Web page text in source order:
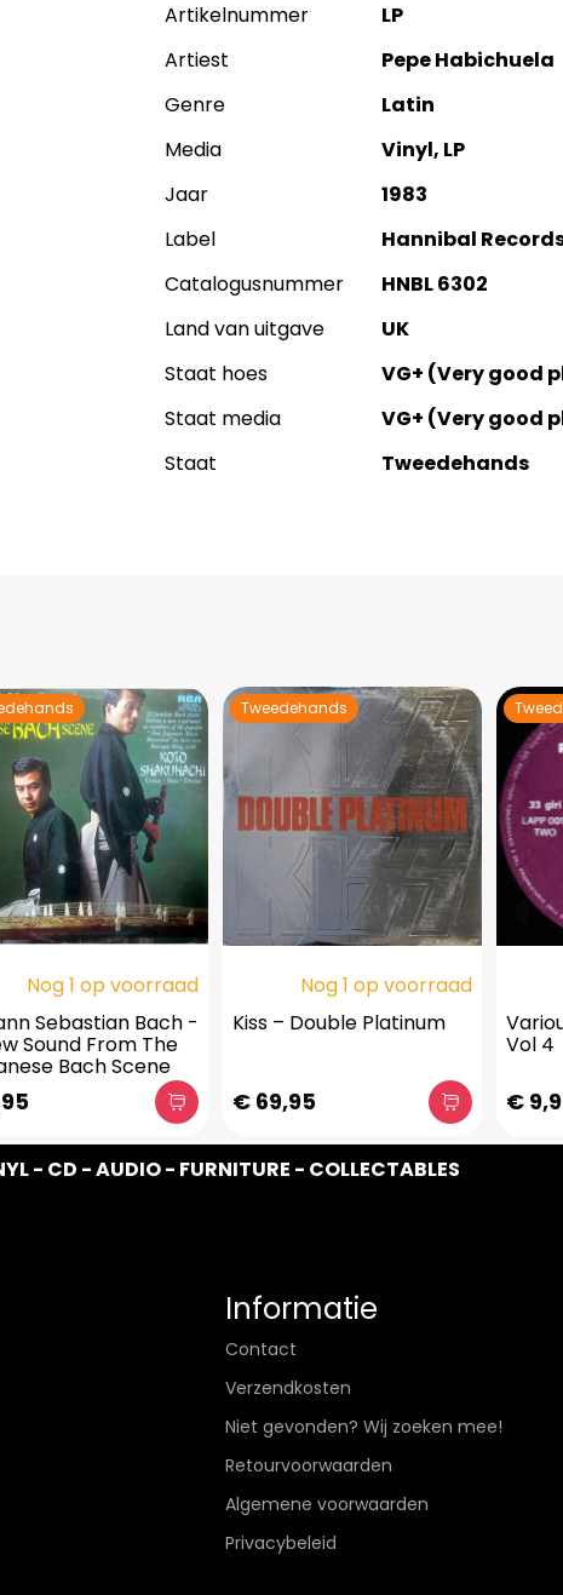
Artikelnummer
LP
Artiest
Pepe Habichuela
Genre
Latin
Media
Vinyl, LP
Jaar
1983
Label
Hannibal
Catalogusnummer
HNBL 6302
Land van uitgave
UK
Staat hoes
VG+ (Very good
Staat media
VG+ (Very good
Staat
Tweedehands
Nog 1 op voorraad
Sebastian Bach -
Sound From The
Bach Scene
Tweedehands
Nog 1 op voorraad
Kiss – Double Platinum
€ 69,95
Vol 4
€
- CD - AUDIO - FURNITURE - COLLECTABLES
Informatie
Contact
Verzendkosten
Niet gevonden? Wij zoeken mee!
Retourvoorwaarden
Algemene voorwaarden
Privacybeleid